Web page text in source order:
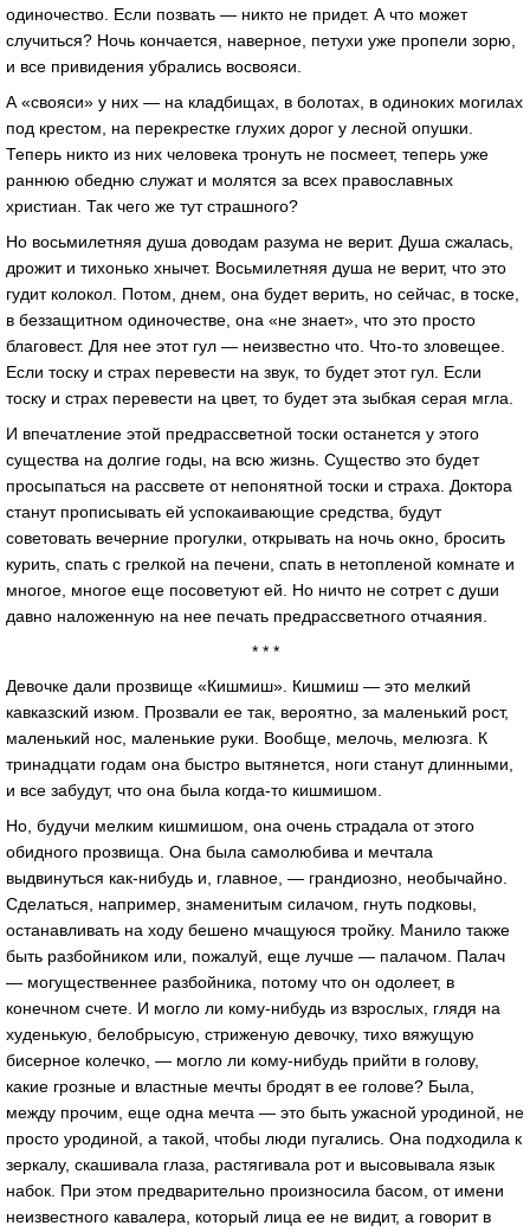
одиночество. Если позвать — никто не придет. А что может
случиться? Ночь кончается, наверное, петухи уже пропели зорю,
и все привидения убрались восвояси.
А «свояси» у них — на кладбищах, в болотах, в одиноких могилах
под крестом, на перекрестке глухих дорог у лесной опушки.
Теперь никто из них человека тронуть не посмеет, теперь уже
раннюю обедню служат и молятся за всех православных
христиан. Так чего же тут страшного?
Но восьмилетняя душа доводам разума не верит. Душа сжалась,
дрожит и тихонько хнычет. Восьмилетняя душа не верит, что это
гудит колокол. Потом, днем, она будет верить, но сейчас, в тоске,
в беззащитном одиночестве, она «не знает», что это просто
благовест. Для нее этот гул — неизвестно что. Что-то зловещее.
Если тоску и страх перевести на звук, то будет этот гул. Если
тоску и страх перевести на цвет, то будет эта зыбкая серая мгла.
И впечатление этой предрассветной тоски останется у этого
существа на долгие годы, на всю жизнь. Существо это будет
просыпаться на рассвете от непонятной тоски и страха. Доктора
станут прописывать ей успокаивающие средства, будут
советовать вечерние прогулки, открывать на ночь окно, бросить
курить, спать с грелкой на печени, спать в нетопленой комнате и
многое, многое еще посоветуют ей. Но ничто не сотрет с души
давно наложенную на нее печать предрассветного отчаяния.
* * *
Девочке дали прозвище «Кишмиш». Кишмиш — это мелкий
кавказский изюм. Прозвали ее так, вероятно, за маленький рост,
маленький нос, маленькие руки. Вообще, мелочь, мелюзга. К
тринадцати годам она быстро вытянется, ноги станут длинными,
и все забудут, что она была когда-то кишмишом.
Но, будучи мелким кишмишом, она очень страдала от этого
обидного прозвища. Она была самолюбива и мечтала
выдвинуться как-нибудь и, главное, — грандиозно, необычайно.
Сделаться, например, знаменитым силачом, гнуть подковы,
останавливать на ходу бешено мчащуюся тройку. Манило также
быть разбойником или, пожалуй, еще лучше — палачом. Палач
— могущественнее разбойника, потому что он одолеет, в
конечном счете. И могло ли кому-нибудь из взрослых, глядя на
худенькую, белобрысую, стриженую девочку, тихо вяжущую
бисерное колечко, — могло ли кому-нибудь прийти в голову,
какие грозные и властные мечты бродят в ее голове? Была,
между прочим, еще одна мечта — это быть ужасной уродиной, не
просто уродиной, а такой, чтобы люди пугались. Она подходила к
зеркалу, скашивала глаза, растягивала рот и высовывала язык
набок. При этом предварительно произносила басом, от имени
неизвестного кавалера, который лица ее не видит, а говорит в